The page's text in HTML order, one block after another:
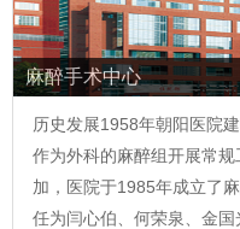
麻醉手术中心
历史发展1958年朝阳医院
作为外科的麻醉组开展常
加，医院于1985年成立了
任为闫心伯、何荣泉、金